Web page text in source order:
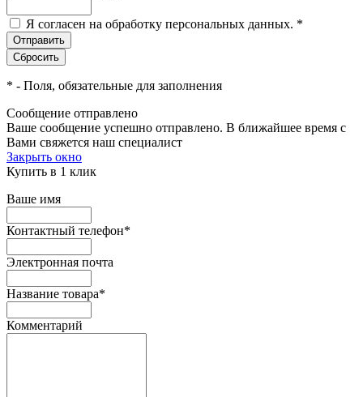
Я согласен на обработку персональных данных. *
* - Поля, обязательные для заполнения
Сообщение отправлено
Ваше сообщение успешно отправлено. В ближайшее время с
Вами свяжется наш специалист
Закрыть окно
Купить в 1 клик
Ваше имя
Контактный телефон*
Электронная почта
Название товара*
Комментарий